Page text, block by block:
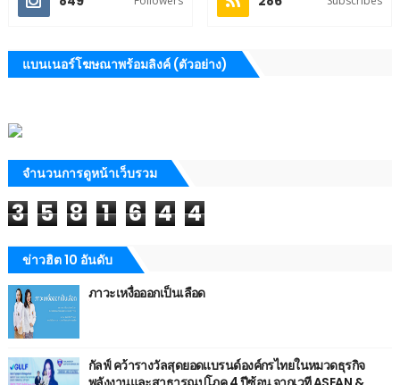
แบนเนอร์โฆษณาพร้อมลิงค์ (ตัวอย่าง)
จำนวนการดูหน้าเว็บรวม
3 5 8 1 6 4 4
ข่าวฮิต 10 อันดับ
ภาวะเหงื่อออกเป็นเลือด
กัลฟ์ คว้ารางวัลสุดยอดแบรนด์องค์กรไทยในหมวดธุรกิจ